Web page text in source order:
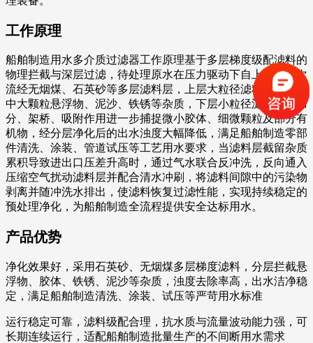
工作原理
船舶制造用水多介质过滤器工作原理基于多层梯度级配滤料的
物理拦截与深层过滤，待处理原水在压力驱动下自上而下依次
流经无烟煤、石英砂等多层滤料层，上层大粒径滤料先截留水
中大颗粒悬浮物、泥沙、铁锈等杂质，下层小粒径滤料通过筛
分、架桥、吸附作用进一步捕捉微小胶体、细微颗粒及部分有
机物，经分层净化后的出水浊度大幅降低，满足船舶制造零部
件清洗、涂装、管道试压等工艺用水要求，当滤料层截留杂质
累积导致进出口压差升高时，通过气水联合反冲洗，反向通入
压缩空气扰动滤料层并配合清水冲刷，将滤料间隙中的污染物
剥离并随冲洗水排出，使滤料恢复过滤性能，实现持续稳定的
预处理净化，为船舶制造全流程提供安全达标用水。
产品优势
净化效果好，采用石英砂、无烟煤多层梯度滤料，分层拦截悬
浮物、胶体、铁锈、泥沙等杂质，浊度去除率高，出水洁净稳
定，满足船舶制造清洗、涂装、试压等严苛用水标准
运行稳定可靠，滤料级配合理，抗水质与流量波动能力强，可
长期连续运行，适配船舶制造批量生产的不间断用水需求